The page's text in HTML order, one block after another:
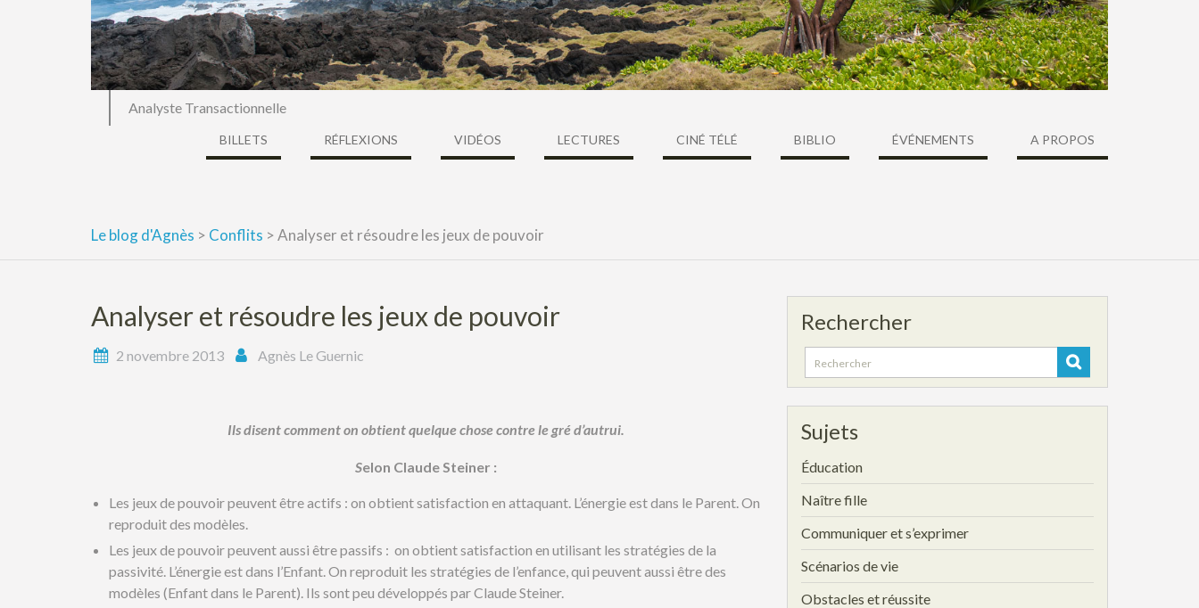
Analyste Transactionnelle
BILLETS RÉFLEXIONS VIDÉOS LECTURES CINÉ TÉLÉ BIBLIO ÉVÉNEMENTS A PROPOS
Le blog d'Agnès > Conflits >Analyser et résoudre les jeux de pouvoir
Analyser et résoudre les jeux de pouvoir
2 novembre 2013 Agnès Le Guernic
Ils disent comment on obtient quelque chose contre le gré d’autrui.
Selon Claude Steiner :
Les jeux de pouvoir peuvent être actifs : on obtient satisfaction en attaquant. L’énergie est dans le Parent. On
reproduit des modèles.
Les jeux de pouvoir peuvent aussi être passifs : on obtient satisfaction en utilisant les stratégies de la
passivité. L’énergie est dans l’Enfant. On reproduit les stratégies de l’enfance, qui peuvent aussi être des
modèles (Enfant dans le Parent). Ils sont peu développés par Claude Steiner.
Rechercher
Search
for:
Sujets
Éducation
Naître fille
Communiquer et s’exprimer
Scénarios de vie
Obstacles et réussite